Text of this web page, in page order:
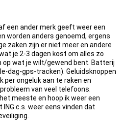
een ander merk geeft weer een
worden anders genoemd, ergens
zaken zijn er niet meer en andere
je 2-3 dagen kost om alles zo
op wat je wilt/gewend bent. Batterij
dag-gps-tracken). Geluidsknoppen
per ongeluk aan te raken en
van veel telefoons.
meeste en hoop ik weer een
c.s. weer eens vinden dat